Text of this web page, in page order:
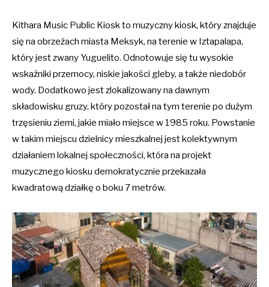
Kithara Music Public Kiosk to muzyczny kiosk, który znajduje
się na obrzeżach miasta Meksyk, na terenie w Iztapalapa,
który jest zwany Yuguelito. Odnotowuje się tu wysokie
wskaźniki przemocy, niskie jakości gleby, a także niedobór
wody. Dodatkowo jest zlokalizowany na dawnym
składowisku gruzy, który pozostał na tym terenie po dużym
trzęsieniu ziemi, jakie miało miejsce w 1985 roku. Powstanie
w takim miejscu dzielnicy mieszkalnej jest kolektywnym
działaniem lokalnej społeczności, która na projekt
muzycznego kiosku demokratycznie przekazała
kwadratową działkę o boku 7 metrów.